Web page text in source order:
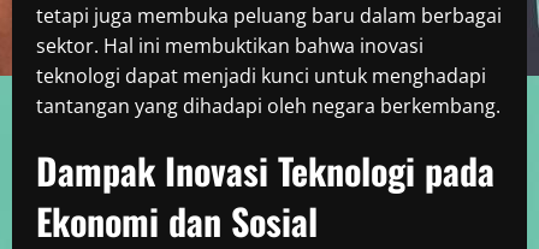
tetapi juga membuka peluang baru dalam berbagai
sektor. Hal ini membuktikan bahwa inovasi
teknologi dapat menjadi kunci untuk menghadapi
tantangan yang dihadapi oleh negara berkembang.
Dampak Inovasi Teknologi pada
Ekonomi dan Sosial